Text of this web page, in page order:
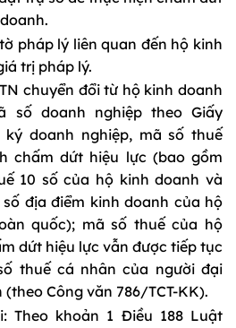
pháp lý liên quan đến hộ kinh
trị pháp lý.
chuyển đổi từ hộ kinh doanh
số doanh nghiệp theo Giấy
doanh nghiệp, mã số thuế
chấm dứt hiệu lực (bao gồm
10 số của hộ kinh doanh và
địa điểm kinh doanh của hộ
quốc); mã số thuế của hộ
dứt hiệu lực vẫn được tiếp tục
thuế cá nhân của người đại
Công văn 786/TCT-KK).
Theo khoản 1 Điều 188 Luật